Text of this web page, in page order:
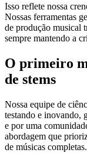
Isso reflete nossa
Nossas ferramentas
de produção musical
sempre mantendo a
O primeiro
de stems
Nossa equipe de
testando e inovando,
e por uma
abordagem que
de músicas completas.